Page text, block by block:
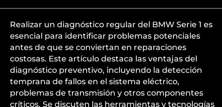
Realizar un diagnóstico regular del BMW Serie 1 es
esencial para identificar problemas potenciales
antes de que se conviertan en reparaciones
costosas. Este artículo destaca las ventajas del
diagnóstico preventivo, incluyendo la detección
temprana de fallos en el sistema eléctrico,
problemas de transmisión y otros componentes
críticos. Se discuten las herramientas y tecnologías